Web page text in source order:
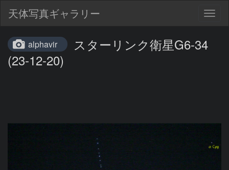
天体写真ギャラリー
alphavir
スターリンク衛星G6-34
(23-12-20)